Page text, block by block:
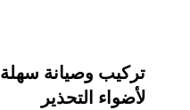
تركيب وصيانة سهلة
لأضواء التحذير